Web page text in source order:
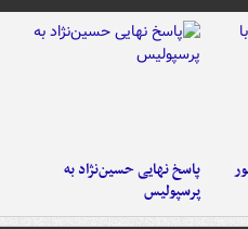
پاسخ نهایی حسین‌نژاد به
پرسپولیس